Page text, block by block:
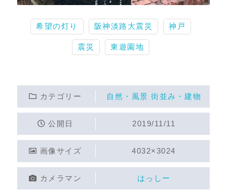
希望の灯り 阪神淡路大震災 神戸
震災 東遊園地
カテゴリー 自然・風景 街並み・建物
公開日 2019/11/11
画像サイズ 4032×3024
カメラマン はっしー